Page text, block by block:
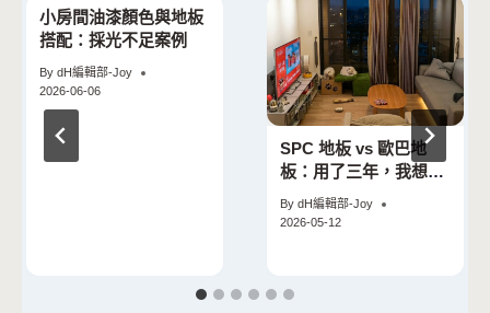
小房間油漆顏色與地板
搭配：採光不足案例
By dH編輯部-Joy
2026-06-06
SPC 地板 vs 歐巴地
板：用了三年，我想告
訴你一件事
By dH編輯部-Joy
2026-05-12